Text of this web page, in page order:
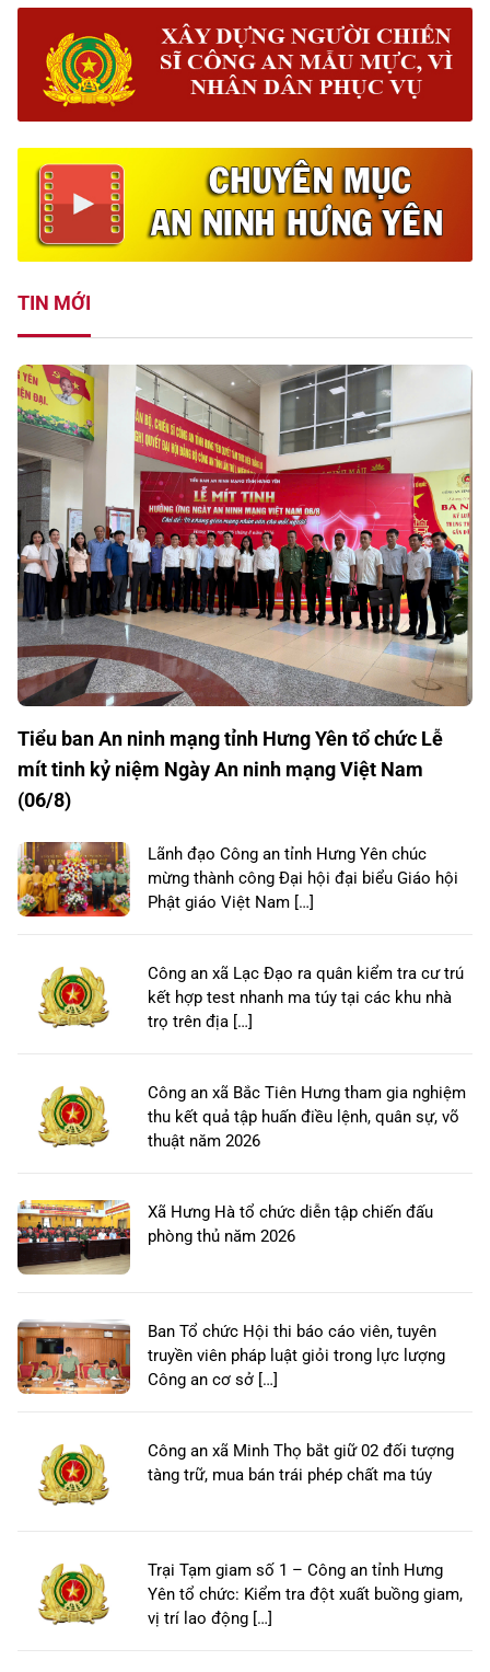
TIN MỚI
Tiểu ban An ninh mạng tỉnh Hưng Yên tổ chức Lễ
mít tinh kỷ niệm Ngày An ninh mạng Việt Nam
(06/8)
Lãnh đạo Công an tỉnh Hưng Yên chúc
mừng thành công Đại hội đại biểu Giáo hội
Phật giáo Việt Nam […]
Công an xã Lạc Đạo ra quân kiểm tra cư trú
kết hợp test nhanh ma túy tại các khu nhà
trọ trên địa […]
Công an xã Bắc Tiên Hưng tham gia nghiệm
thu kết quả tập huấn điều lệnh, quân sự, võ
thuật năm 2026
Xã Hưng Hà tổ chức diễn tập chiến đấu
phòng thủ năm 2026
Ban Tổ chức Hội thi báo cáo viên, tuyên
truyền viên pháp luật giỏi trong lực lượng
Công an cơ sở […]
Công an xã Minh Thọ bắt giữ 02 đối tượng
tàng trữ, mua bán trái phép chất ma túy
Trại Tạm giam số 1 – Công an tỉnh Hưng
Yên tổ chức: Kiểm tra đột xuất buồng giam,
vị trí lao động […]